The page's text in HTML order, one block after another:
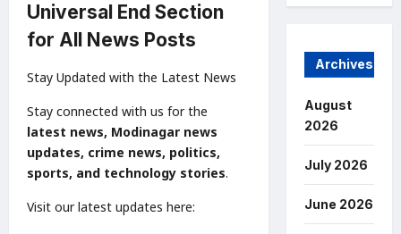
Universal End Section
for All News Posts
Stay Updated with the Latest News
Stay connected with us for the
latest news, Modinagar news
updates, crime news, politics,
sports, and technology stories.
Visit our latest updates here:
Archives
August
2026
July 2026
June 2026